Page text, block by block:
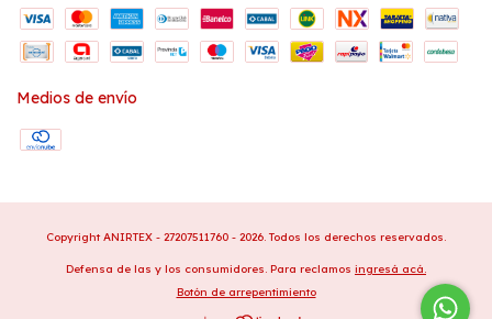
Medios de envío
Copyright ANIRTEX - 27207511760 - 2026. Todos los derechos reservados.
Defensa de las y los consumidores. Para reclamos ingresá acá.
Botón de arrepentimiento